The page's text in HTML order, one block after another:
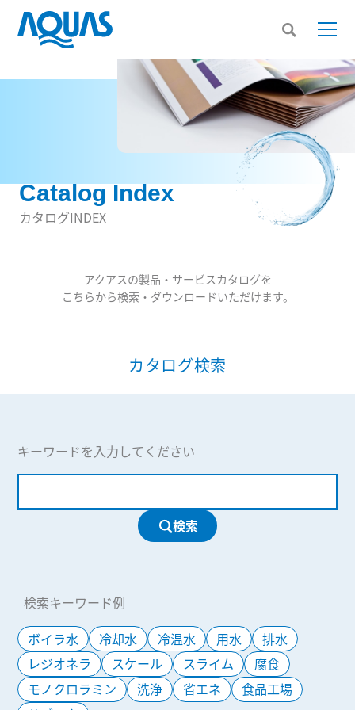
Catalog Index
カタログINDEX
アクアスの製品・サービスカタログを
こちらから検索・ダウンロードいただけます。
カタログ検索
キーワードを入力してください
検索
検索キーワード例
ボイラ水
冷却水 冷温水 用水
排水
レジオネラ
スケール スライム
腐食
モノクロラミン
洗浄 省エネ
食品工場